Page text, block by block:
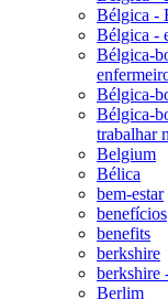
Bélgica -
Bélgica -
Bélgica-
Bélgica-
Bélgica-
trabalhar
Belgium
Bélica
bem-estar
benefícios
benefits
berkshire
berkshire
Berlim